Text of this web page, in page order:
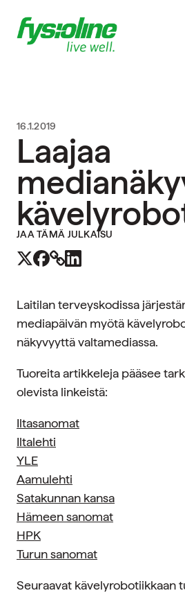
16.1.2019
Laajaa
JAA TÄMÄ JULKAISU
Laitilan terveyskodissa
mediapäivän myötä
näkyvyyttä valtamediassa.
Tuoreita artikkeleja pääsee
olevista linkeistä:
Iltasanomat
Iltalehti
YLE
Aamulehti
Satakunnan kansa
Hämeen sanomat
HPK
Turun sanomat
Seuraavat kävelyrobotiikkaan